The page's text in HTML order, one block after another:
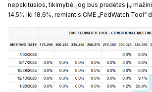
nepakitusios, tikimybė, jog bus pradėtas jų
14,5% iki 18.6%, remiantis CME „FedWatch Tool“